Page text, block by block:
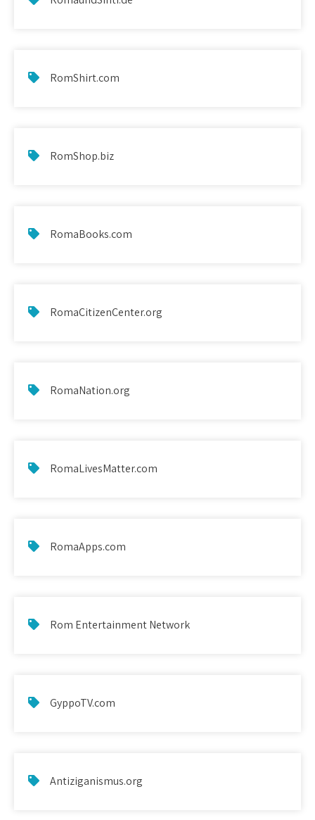
RomShirt.com
RomShop.biz
RomaBooks.com
RomaCitizenCenter.org
RomaNation.org
RomaLivesMatter.com
RomaApps.com
Rom Entertainment Network
GyppoTV.com
Antiziganismus.org